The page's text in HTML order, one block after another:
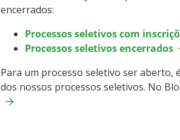
encerrados:
Processos seletivos com
Processos seletivos encerrados
Para um processo seletivo ser aberto,
dos nossos processos seletivos. No